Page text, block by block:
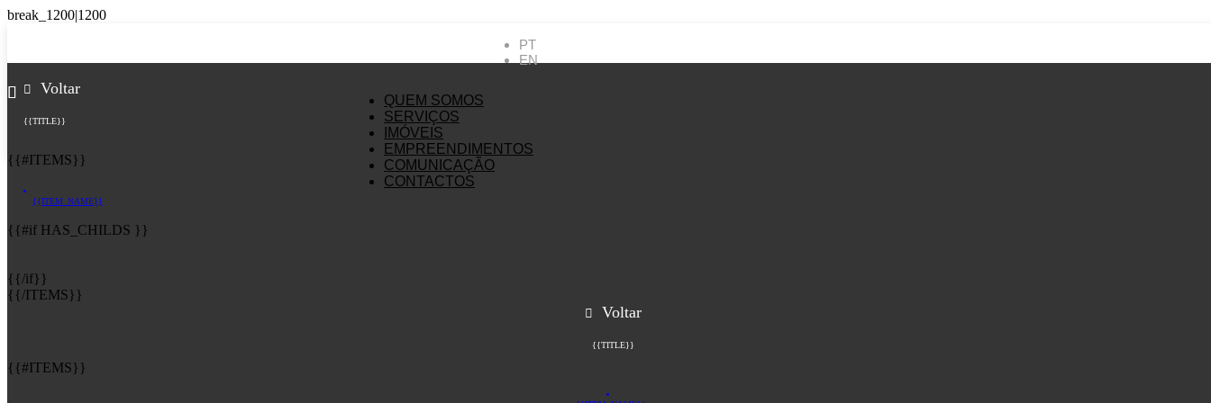
PT
EN
QUEM SOMOS
SERVIÇOS
IMÓVEIS
EMPREENDIMENTOS
COMUNICAÇÃO
CONTACTOS
Voltar
{{TITLE}}
{{#ITEMS}}
{{ITEM_NAME}}
{{#if HAS_CHILDS }}
{{/if}}
{{/ITEMS}}
Voltar
{{TITLE}}
{{#ITEMS}}